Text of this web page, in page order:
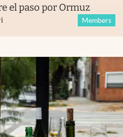
el paso por Ormuz
Members